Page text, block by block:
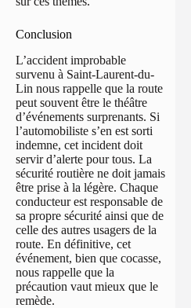
Conclusion
L’accident improbable
survenu à Saint-Laurent-du-
Lin nous rappelle que la route
peut souvent être le théâtre
d’événements surprenants. Si
l’automobiliste s’en est sorti
indemne, cet incident doit
servir d’alerte pour tous. La
sécurité routière ne doit jamais
être prise à la légère. Chaque
conducteur est responsable de
sa propre sécurité ainsi que de
celle des autres usagers de la
route. En définitive, cet
événement, bien que cocasse,
nous rappelle que la
précaution vaut mieux que le
remède.